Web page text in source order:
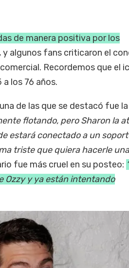
de manera positiva por los
, y algunos fans criticaron el
Recordemos que el
los 76 años.
de las que se destacó fue
flotando, pero Sharon la
estará conectado a un
triste que quiera hacerle una
fue más cruel en su posteo:
Ozzy y ya están intentando